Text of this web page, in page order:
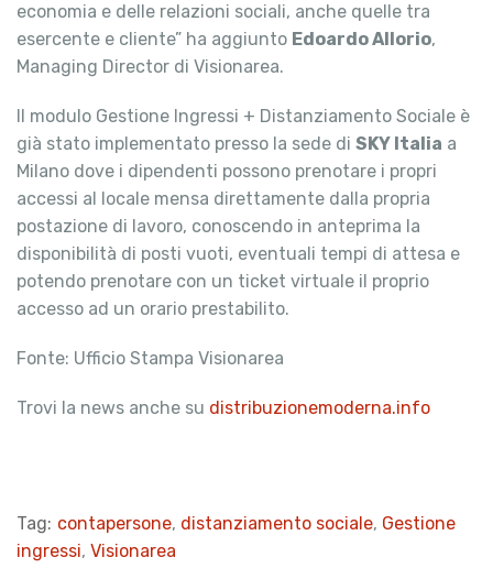
economia e delle relazioni sociali, anche quelle tra
esercente e cliente” ha aggiunto Edoardo Allorio,
Managing Director di Visionarea.
Il modulo Gestione Ingressi + Distanziamento Sociale è
già stato implementato presso la sede di SKY Italia a
Milano dove i dipendenti possono prenotare i propri
accessi al locale mensa direttamente dalla propria
postazione di lavoro, conoscendo in anteprima la
disponibilità di posti vuoti, eventuali tempi di attesa e
potendo prenotare con un ticket virtuale il proprio
accesso ad un orario prestabilito.
Fonte: Ufficio Stampa Visionarea
Trovi la news anche su distribuzionemoderna.info
Tag: contapersone, distanziamento sociale, Gestione
ingressi, Visionarea